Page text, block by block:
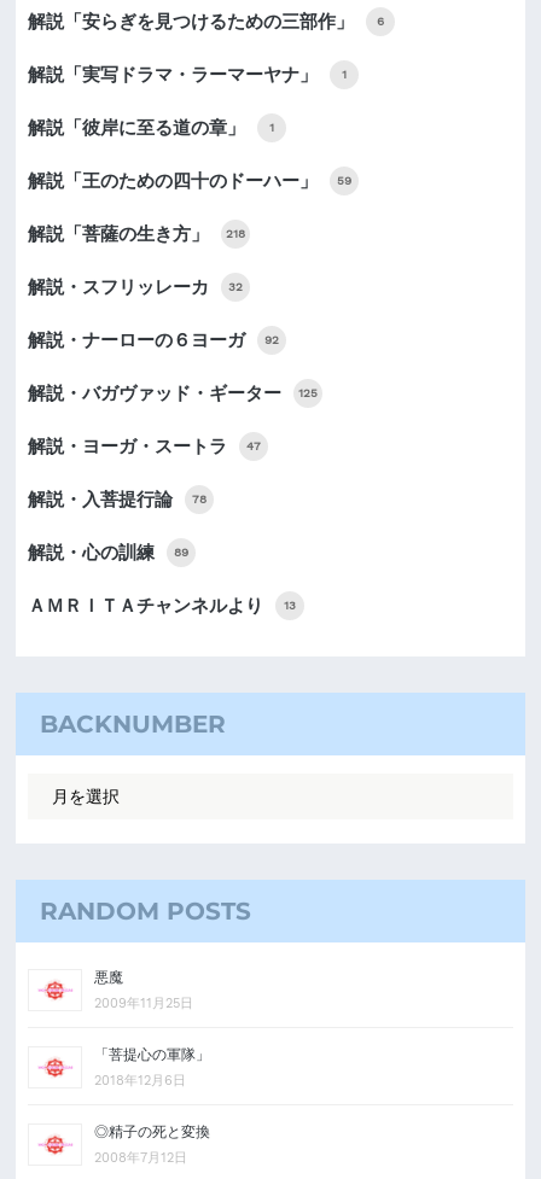
解説「安らぎを見つけるための三部作」 6
解説「実写ドラマ・ラーマーヤナ」 1
解説「彼岸に至る道の章」 1
解説「王のための四十のドーハー」 59
解説「菩薩の生き方」 218
解説・スフリッレーカ 32
解説・ナーローの６ヨーガ 92
解説・バガヴァッド・ギーター 125
解説・ヨーガ・スートラ 47
解説・入菩提行論 78
解説・心の訓練 89
ＡＭＲＩＴＡチャンネルより 13
BACKNUMBER
RANDOM POSTS
悪魔
2009年11月25日
「菩提心の軍隊」
2018年12月6日
◎精子の死と変換
2008年7月12日